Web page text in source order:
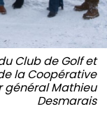
Club de Golf et
la Coopérative
Mathieu
Desmarais